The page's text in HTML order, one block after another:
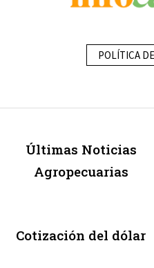
POLÍTICA
Últimas Noticias
Agropecuarias
Cotización del dólar